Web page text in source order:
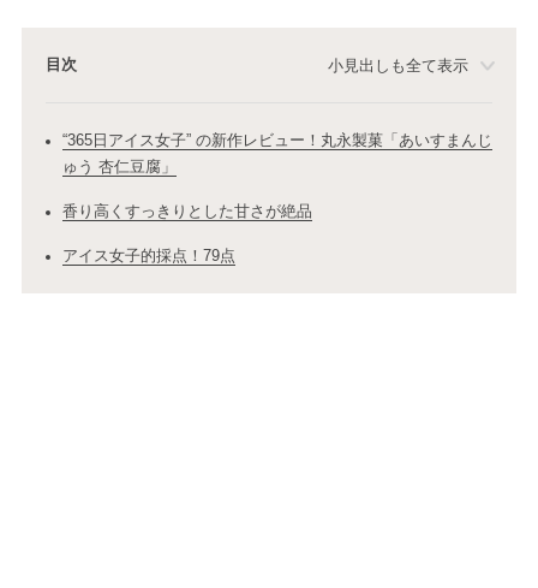
目次 小見出しも全て表示
“365日アイス女子” の新作レビュー！丸永製菓「あいすまんじ
ゅう 杏仁豆腐」
香り高くすっきりとした甘さが絶品
アイス女子的採点！79点